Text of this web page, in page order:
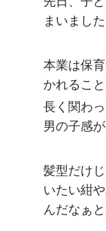
まいまし
本業は保
かれるこ
長く関わ
男の子感
髪型だけ
いたい紺
んだなぁ